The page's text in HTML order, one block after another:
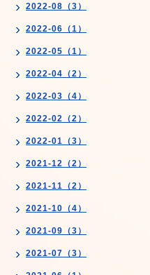
2022-08（3）
2022-06（1）
2022-05（1）
2022-04（2）
2022-03（4）
2022-02（2）
2022-01（3）
2021-12（2）
2021-11（2）
2021-10（4）
2021-09（3）
2021-07（3）